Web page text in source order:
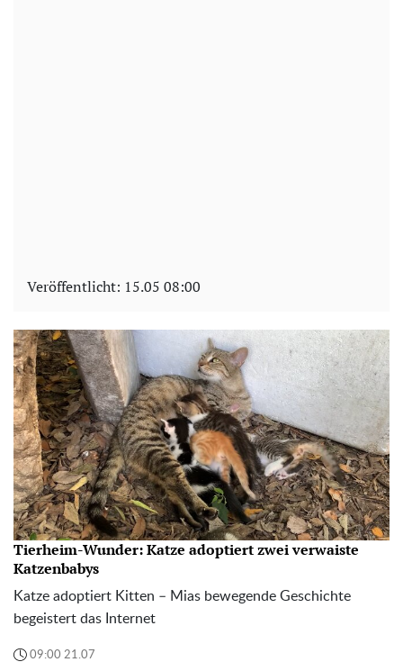
Veröffentlicht: 15.05 08:00
Tierheim-Wunder: Katze adoptiert zwei verwaiste
Katzenbabys
Katze adoptiert Kitten – Mias bewegende Geschichte
begeistert das Internet
09:00 21.07